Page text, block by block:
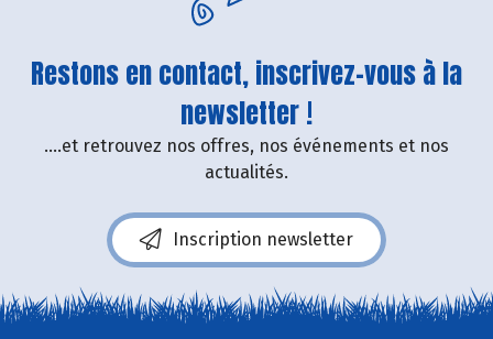
Restons en contact, inscrivez-vous à la
newsletter !
....et retrouvez nos offres, nos événements et nos
actualités.
Inscription newsletter